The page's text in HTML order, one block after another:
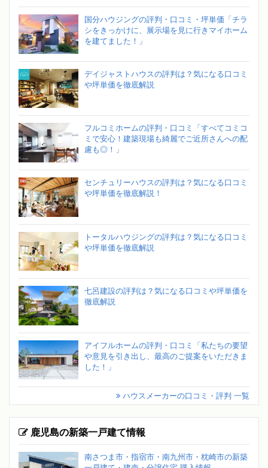
国分ハウジングの評判・口コミ・坪単価「チラ
シをきっかけに、展示場を見に行きマイホーム
を建てました！」
デイジャストハウスの評判は？気になる口コミ
や坪単価を徹底解説
フルコミホームの評判・口コミ「すべてコミコ
ミで安心！建築現場も綺麗でご近所さんへの配
慮も◎！」
センチュリーハウスの評判は？気になる口コミ
や坪単価を徹底解説！
トータルハウジングの評判は？気になる口コミ
や坪単価を徹底解説
七呂建設の評判は？気になる口コミや坪単価を
徹底解説
アイフルホームの評判・口コミ「私たちの要望
や意見を引き出し、最高のご提案をいただきま
した！」
ハウスメーカーの口コミ・評判 一覧
鹿児島の新築一戸建て情報
南さつま市・指宿市・南九州市・枕崎市の新築